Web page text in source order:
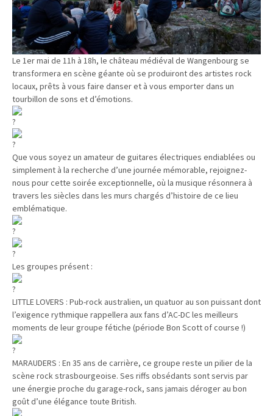
Le 1er mai de 11h à 18h, le château médiéval de Wangenbourg se
transformera en scène géante où se produiront des artistes rock
locaux, prêts à vous faire danser et à vous emporter dans un
tourbillon de sons et d’émotions.
Que vous soyez un amateur de guitares électriques endiablées ou
simplement à la recherche d’une journée mémorable, rejoignez-
nous pour cette soirée exceptionnelle, où la musique résonnera à
travers les siècles dans les murs chargés d’histoire de ce lieu
emblématique.
Les groupes présent :
LITTLE LOVERS : Pub-rock australien, un quatuor au son puissant dont
l’exigence rythmique rappellera aux fans d’AC-DC les meilleurs
moments de leur groupe fétiche (période Bon Scott of course !)
MARAUDERS : En 35 ans de carrière, ce groupe reste un pilier de la
scène rock strasbourgeoise. Ses riffs obsédants sont servis par
une énergie proche du garage-rock, sans jamais déroger au bon
goût d’une élégance toute British.